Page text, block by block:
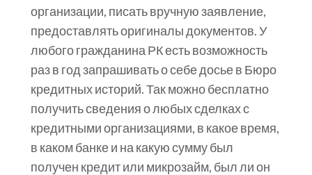
организации, писать вручную заявление,
предоставлять оригиналы документов. У
любого гражданина РК есть возможность
раз в год запрашивать о себе досье в Бюро
кредитных историй. Так можно бесплатно
получить сведения о любых сделках с
кредитными организациями, в какое время,
в каком банке и на какую сумму был
получен кредит или микрозайм, был ли он